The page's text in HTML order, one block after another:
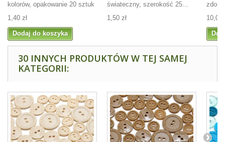
kolorów, opakowanie 20 sztuk
1,40 zł
Dodaj do koszyka
świateczny, szerokość 25...
1,50 zł
10,00
30 INNYCH PRODUKTÓW W TEJ SAMEJ
KATEGORII: